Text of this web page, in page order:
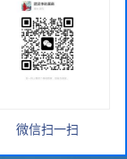
微信扫一扫